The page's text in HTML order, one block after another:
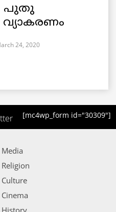
പുതു
24, 2020
[mc4wp_form id="30309"]
Media
Religion
Culture
Cinema